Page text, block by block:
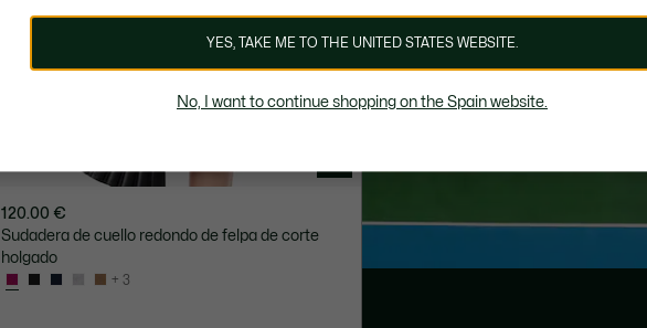
120.00 €
Sudadera de cuello redondo de felpa de corte
holgado
+ 3
YES, TAKE ME TO THE UNITED STATES WEBSITE.
No, I want to continue shopping on the Spain website.